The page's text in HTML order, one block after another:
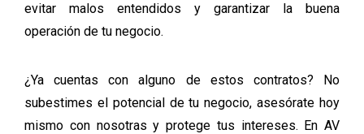
evitar malos entendidos y garantizar la buena
operación de tu negocio.
¿Ya cuentas con alguno de estos contratos? No
subestimes el potencial de tu negocio, asesórate hoy
mismo con nosotras y protege tus intereses. En AV